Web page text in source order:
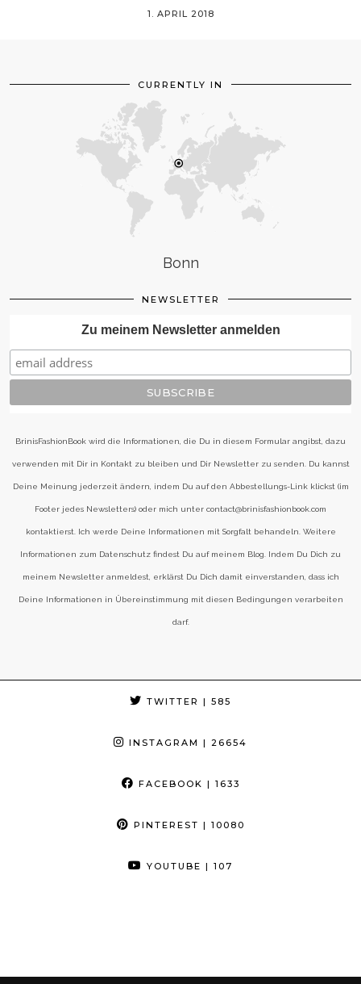
1. APRIL 2018
CURRENTLY IN
Bonn
NEWSLETTER
Zu meinem Newsletter anmelden
BrinisFashionBook wird die Informationen, die Du in diesem Formular angibst, dazu
verwenden mit Dir in Kontakt zu bleiben und Dir Newsletter zu senden. Du kannst
Deine Meinung jederzeit ändern, indem Du auf den Abbestellungs-Link klickst (im
Footer jedes Newsletters) oder mich unter contact@brinisfashionbook.com
kontaktierst. Ich werde Deine Informationen mit Sorgfalt behandeln. Weitere
Informationen zum Datenschutz findest Du auf meinem Blog. Indem Du Dich zu
meinem Newsletter anmeldest, erklärst Du Dich damit einverstanden, dass ich
Deine Informationen in Übereinstimmung mit diesen Bedingungen verarbeiten
darf.
TWITTER | 585
INSTAGRAM | 26654
FACEBOOK | 1633
PINTEREST | 10080
YOUTUBE | 107